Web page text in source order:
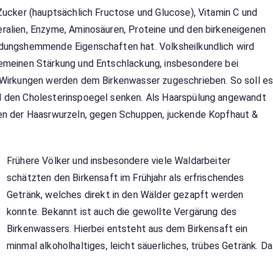
(hauptsächlich Fructose und Glucose), Vitamin C und
Enzyme, Aminosäuren, Proteine und den birkeneigenen
Eigenschaften hat. Volksheilkundlich wird
Stärkung und Entschlackung, insbesondere bei
werden dem Birkenwasser zugeschrieben. So soll es
den Cholesterinspoegel senken. Als Haarspülung angewandt
der Haasrwurzeln, gegen Schuppen, juckende Kopfhaut &
Frühere Völker und insbesondere viele Waldarbeiter
schätzten den Birkensaft im Frühjahr als erfrischendes
Getränk, welches direkt in den Wälder gezapft werden
konnte. Bekannt ist auch die gewollte Vergärung des
Birkenwassers. Hierbei entsteht aus dem Birkensaft ein
minmal alkoholhaltiges, leicht säuerliches, trübes Getränk. Da